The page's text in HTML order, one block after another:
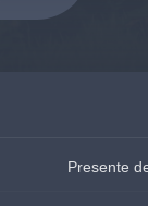
Presente